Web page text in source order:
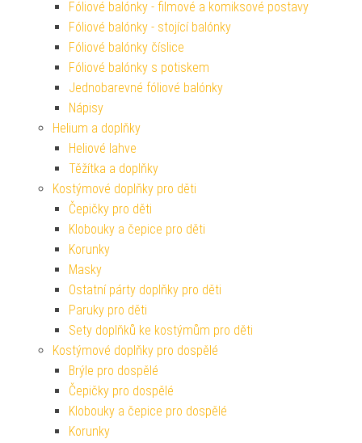
Fóliové balónky - filmové a komiksové postavy
Fóliové balónky - stojící balónky
Fóliové balónky číslice
Fóliové balónky s potiskem
Jednobarevné fóliové balónky
Nápisy
Helium a doplňky
Heliové lahve
Těžítka a doplňky
Kostýmové doplňky pro děti
Čepičky pro děti
Klobouky a čepice pro děti
Korunky
Masky
Ostatní párty doplňky pro děti
Paruky pro děti
Sety doplňků ke kostýmům pro děti
Kostýmové doplňky pro dospělé
Brýle pro dospělé
Čepičky pro dospělé
Klobouky a čepice pro dospělé
Korunky